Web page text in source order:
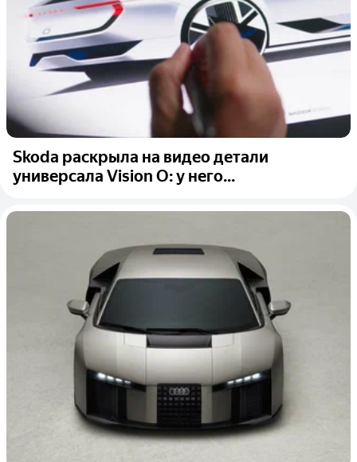
Skoda раскрыла на видео детали
универсала Vision O: у него...